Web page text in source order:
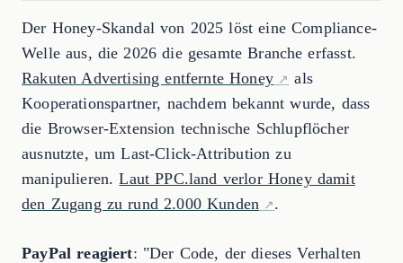
Der Honey-Skandal von 2025 löst eine Compliance-
Welle aus, die 2026 die gesamte Branche erfasst.
Rakuten Advertising entfernte Honey
als
Kooperationspartner, nachdem bekannt wurde, dass
die Browser-Extension technische Schlupflöcher
ausnutzte, um Last-Click-Attribution zu
manipulieren.Laut PPC.land verlor Honey damit
den Zugang zu rund 2.000 Kunden
.
PayPal reagiert: "Der Code, der dieses Verhalten